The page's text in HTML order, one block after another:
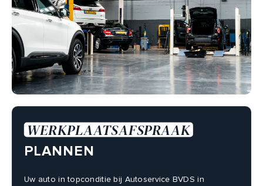
Contact
072-3030299
info@autoservicebvds.nl
Adres
Afspraak maken
WERKPLAATSAFSPRAAK
PLANNEN
Uw auto in topconditie bij Autoservice BVDS in